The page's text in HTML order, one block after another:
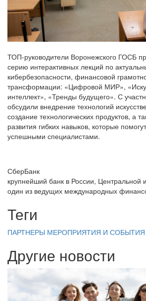
ТОП-руководители Воронежского ГОСБ
серию интерактивных лекций по
кибербезопасности, финансовой
трансформации: «Цифровой МИР»,
интеллект», «Тренды будущего». С
обсудили внедрение технологий
создание технологических продуктов, а
развития гибких навыков, которые
успешными специалистами.
СберБанк
крупнейший банк в России, Центральной
один из ведущих международных
Теги
ПАРТНЕРЫ МЕРОПРИЯТИЯ И СОБЫТИЯ
Другие новости